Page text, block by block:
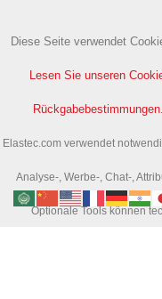
Diese Seite verwendet
Lesen Sie unseren
Rückgabebestimmungen.
Elastec.com verwendet
Analyse-, Werbe-, Chat-,
Optionale Tools können